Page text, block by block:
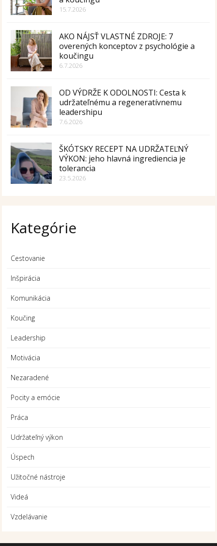
15.7.2026
AKO NÁJSŤ VLASTNÉ ZDROJE: 7
overených konceptov z psychológie a
koučingu
6.7.2026
OD VÝDRŽE K ODOLNOSTI: Cesta k
udržateľnému a regeneratívnemu
leadershipu
7.6.2026
ŠKÓTSKY RECEPT NA UDRŽATEĽNÝ
VÝKON: jeho hlavná ingrediencia je
tolerancia
23.5.2026
Kategórie
Cestovanie
Inšpirácia
Komunikácia
Koučing
Leadership
Motivácia
Nezaradené
Pocity a emócie
Práca
Udržateľný výkon
Úspech
Užitočné nástroje
Videá
Vzdelávanie